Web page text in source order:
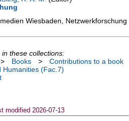
Wiesbaden, Netzwerkforschung
these collections:
> Books >
Contributions to a book
Humanities (Fac.7)
modified 2026-07-13